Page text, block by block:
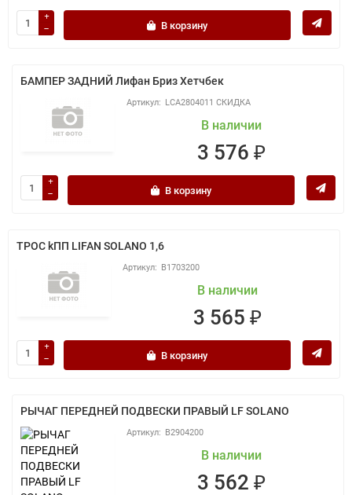
В корзину
БАМПЕР ЗАДНИЙ Лифан Бриз Хетчбек
LCA2804011 СКИДКА
В наличии
3 576 ₽
В корзину
ТРОС kПП LIFAN SOLANO 1,6
B1703200
В наличии
3 565 ₽
В корзину
РЫЧАГ ПЕРЕДНЕЙ ПОДВЕСКИ ПРАВЫЙ LF SOLANO
B2904200
В наличии
3 562 ₽